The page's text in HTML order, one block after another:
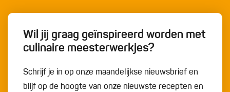
Wil jij graag geïnspireerd worden met
culinaire meesterwerkjes?
Schrijf je in op onze maandelijkse nieuwsbrief en
blijf op de hoogte van onze nieuwste recepten en